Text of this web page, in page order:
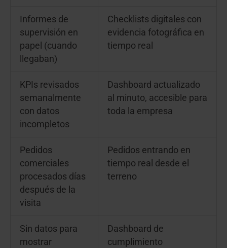
Informes de
supervisión en
papel (cuando
llegaban)
Checklists digitales con
evidencia fotográfica en
tiempo real
KPIs revisados
semanalmente
con datos
incompletos
Dashboard actualizado
al minuto, accesible para
toda la empresa
Pedidos
comerciales
procesados días
después de la
visita
Pedidos entrando en
tiempo real desde el
terreno
Sin datos para
mostrar
Dashboard de
cumplimiento